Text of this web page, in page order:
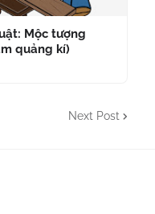
Mộc tượng
quảng kí)
Next Post